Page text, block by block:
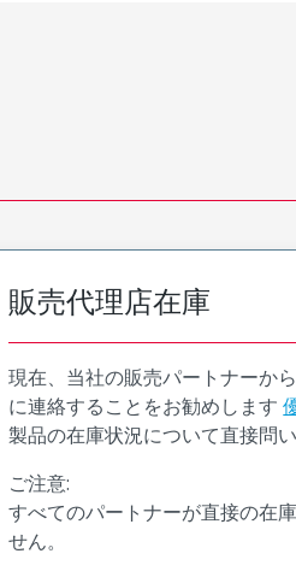
販売代理店在庫
現在、当社の販売パートナーか
に連絡することをお勧めします
製品の在庫状況について直接問
ご注意:
すべてのパートナーが直接の在
せん。